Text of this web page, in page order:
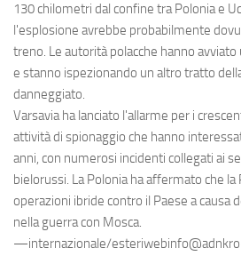
130 chilometri dal confine tra Polonia e
l'esplosione avrebbe probabilmente
treno. Le autorità polacche hanno
e stanno ispezionando un altro tratto
danneggiato.
Varsavia ha lanciato l'allarme per i
attività di spionaggio che hanno
anni, con numerosi incidenti collegati ai
bielorussi. La Polonia ha affermato che
operazioni ibride contro il Paese a causa
nella guerra con Mosca.
—internazionale/